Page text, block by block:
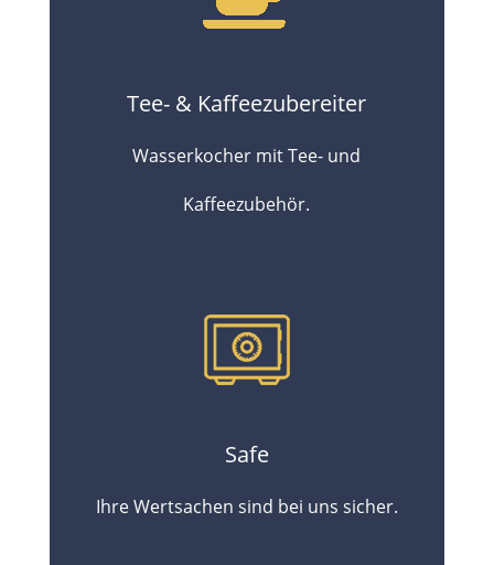
Tee- & Kaffeezubereiter​
Wasserkocher mit Tee- und
Kaffeezubehör.
Safe
Ihre Wertsachen sind bei uns sicher.